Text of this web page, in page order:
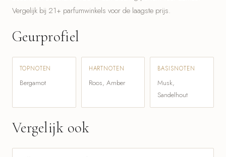
Vergelijk bij 21+ parfumwinkels voor de laagste prijs.
Geurprofiel
TOPNOTEN
Bergamot
HARTNOTEN
Roos, Amber
BASISNOTEN
Musk,
Sandelhout
Vergelijk ook